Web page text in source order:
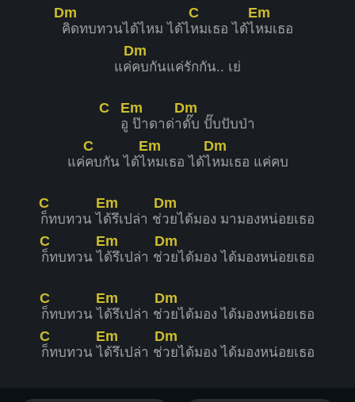
Dm
คิดทบทวนได้ไหม ได้ไ
C
หมเธอ ได้ไ
Em
หมเธอ
แค่
Dm
คบกันแค่รักกัน.. เย่
C
อู
Em
ป๊าดาด่า
Dm
ดั๊บ ปั๊บปับป่า
แค่
C
คบกัน ได้ไ
Em
หมเธอ ได้ไ
Dm
หมเธอ แค่คบ
C
ก็ทบทวน ไ
Em
ด้รึเปล่า ช่
Dm
วยได้มอง มามองหน่อยเธอ
C
ก็ทบทวน ไ
Em
ด้รึเปล่า ช่
Dm
วยได้มอง ได้มองหน่อยเธอ
C
ก็ทบทวน ไ
Em
ด้รึเปล่า ช่
Dm
วยได้มอง ได้มองหน่อยเธอ
C
ก็ทบทวน ไ
Em
ด้รึเปล่า ช่
Dm
วยได้มอง ได้มองหน่อยเธอ